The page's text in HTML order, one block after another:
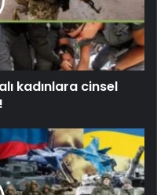
kadınlara cinsel